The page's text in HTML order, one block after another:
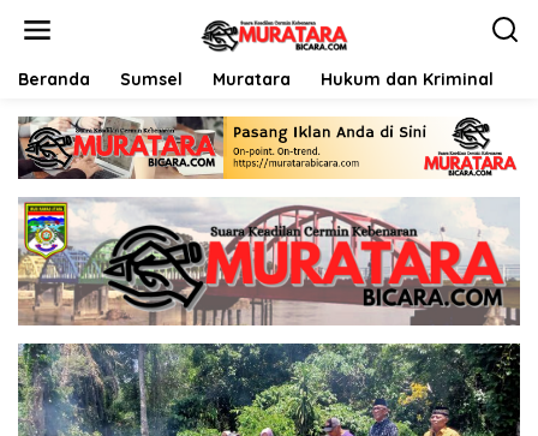
Beranda Sumsel Muratara Hukum dan Kriminal